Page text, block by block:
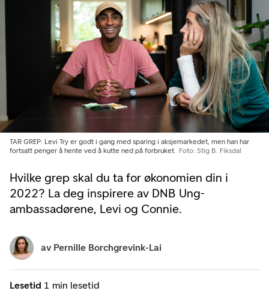
Hvilke grep skal du ta for økonomien din i
2022? La deg inspirere av DNB Ung-
ambassadørene, Levi og Connie.
TAR GREP: Levi Try er godt i gang med sparing i aksjemarkedet, men han har
fortsatt penger å hente ved å kutte ned på forbruket.
Foto: Stig B. Fiksdal
Lesetid 1 min lesetid
av Pernille Borchgrevink-Lai